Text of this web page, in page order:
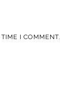
I COMMENT.